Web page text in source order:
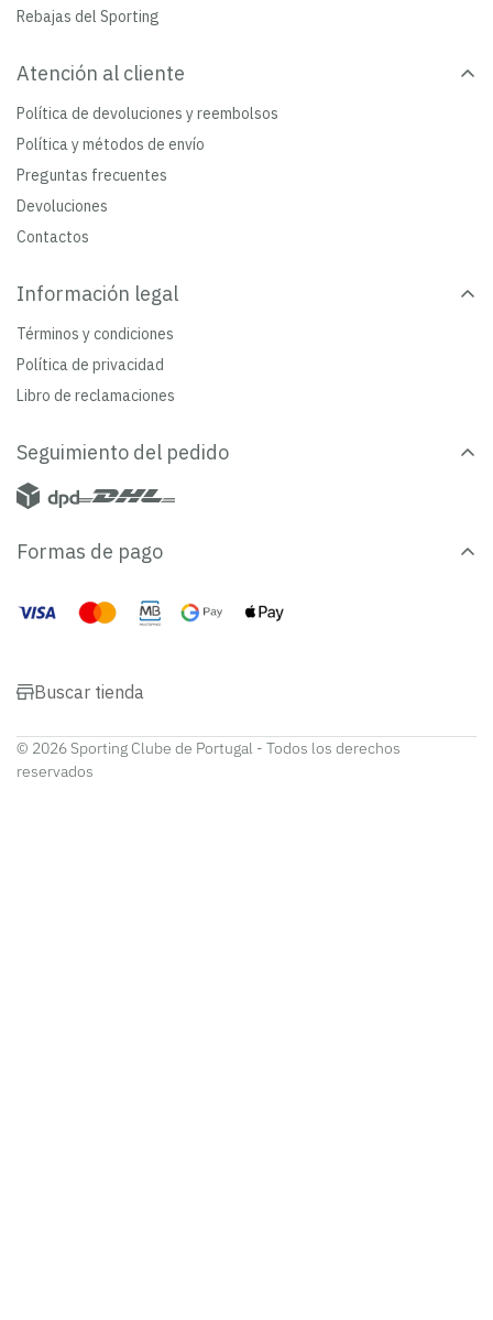
Rebajas del Sporting
Atención al cliente
Política de devoluciones y reembolsos
Política y métodos de envío
Preguntas frecuentes
Devoluciones
Contactos
Información legal
Términos y condiciones
Política de privacidad
Libro de reclamaciones
Seguimiento del pedido
Formas de pago
Buscar tienda
© 2026 Sporting Clube de Portugal - Todos los derechos
reservados